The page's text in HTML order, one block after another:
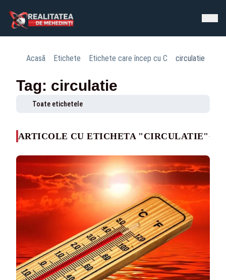
Acasă Etichete Etichete care încep cu C circulatie
Tag: circulatie
Toate etichetele
ARTICOLE CU ETICHETA "CIRCULATIE"